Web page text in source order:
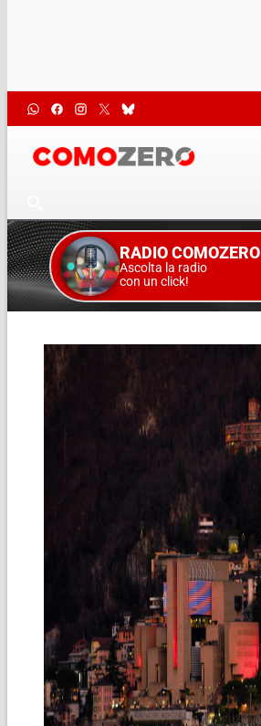
RADIO COMOZERO
Ascolta la radio
con un click!